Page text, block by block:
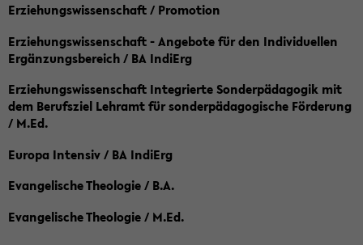
Erziehungswissenschaft / Promotion
Erziehungswissenschaft - Angebote für den Individuellen
Ergänzungsbereich / BA IndiErg
Erziehungswissenschaft Integrierte Sonderpädagogik mit
dem Berufsziel Lehramt für sonderpädagogische Förderung
/ M.Ed.
Europa Intensiv / BA IndiErg
Evangelische Theologie / B.A.
Evangelische Theologie / M.Ed.